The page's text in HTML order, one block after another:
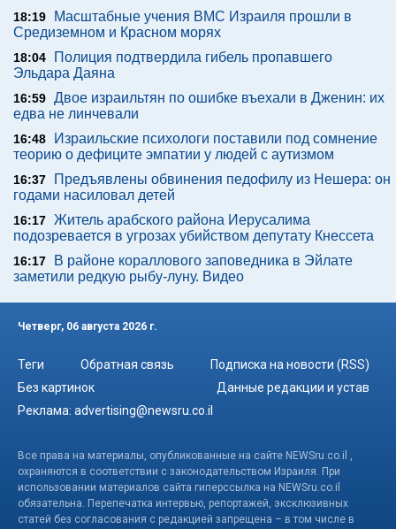
18:19
Масштабные учения ВМС Израиля прошли в
Средиземном и Красном морях
18:04
Полиция подтвердила гибель пропавшего
Эльдара Даяна
16:59 Двое израильтян по ошибке въехали в Дженин: их
едва не линчевали
16:48
Израильские психологи поставили под сомнение
теорию о дефиците эмпатии у людей с аутизмом
16:37
Предъявлены обвинения педофилу из Нешера: он
годами насиловал детей
16:17 Житель арабского района Иерусалима
подозревается в угрозах убийством депутату Кнессета
16:17
В районе кораллового заповедника в Эйлате
заметили редкую рыбу-луну. Видео
Четверг, 06 августа 2026 г.
Теги Обратная связь
Подписка на новости (RSS)
Без картинок
Данные редакции и устав
Реклама: advertising@newsru.co.il
Все права на материалы, опубликованные на сайте NEWSru.co.il ,
охраняются в соответствии с законодательством Израиля. При
использовании материалов сайта гиперссылка на NEWSru.co.il
обязательна. Перепечатка интервью, репортажей, эксклюзивных
статей без согласования с редакцией запрещена – в том числе в